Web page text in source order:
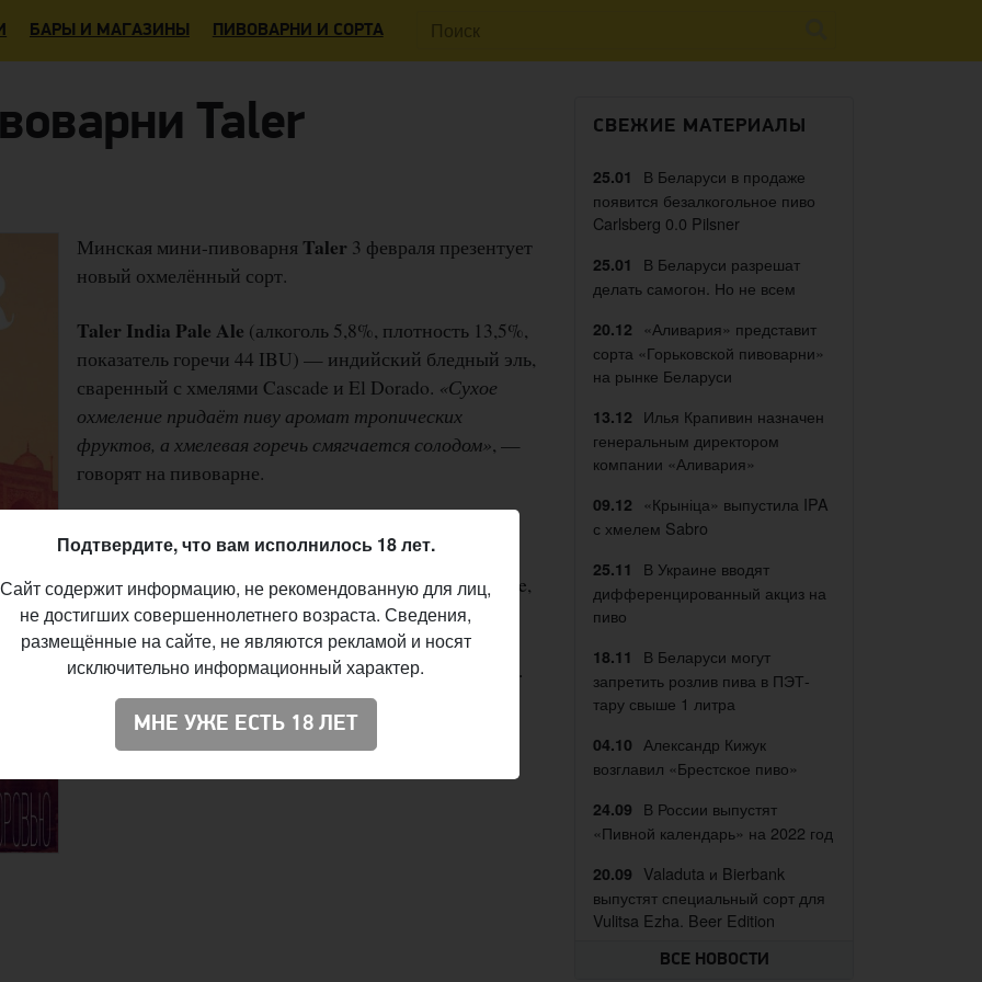
Поиск:
БАРЫ И МАГАЗИНЫ ПИВОВАРНИ И СОРТА
Taler
Минская мини-пивоварня Taler 3 февраля презентует
новый охмелённый сорт.
Taler India Pale Ale (алкоголь 5,8%, плотность 13,5%,
показатель горечи 44 IBU) — индийский бледный эль,
сваренный с хмелями Cascade и El Dorado. «Сухое
охмеление придаёт пиву аромат тропических
фруктов, а хмелевая горечь смягчается солодом», —
говорят на пивоварне.
«Пипл’с», «Жили-были», «Старый город», «Пинта»,
Beer & Wine, Craftman, BeerCap Barshop и Craft House,
а также в Витебске в магазине живых напитков
«Варка». Ранее пивоварня Taler уже презентовала
сингл-хоп IPA «Состояние солнца» с хмелем Jarryllo.
СВЕЖИЕ МАТЕРИАЛЫ
25.01
В Беларуси в продаже
появится безалкогольное пиво
Carlsberg 0.0 Pilsner
25.01
В Беларуси разрешат
делать самогон. Но не всем
20.12
«Аливария» представит
сорта «Горьковской пивоварни»
на рынке Беларуси
13.12 Илья Крапивин назначен
генеральным директором
компании «Аливария»
09.12
«Крыніца» выпустила IPA
с хмелем Sabro
25.11
В Украине вводят
дифференцированный акциз на
пиво
18.11
В Беларуси могут
запретить розлив пива в ПЭТ-
тару свыше 1 литра
04.10 Александр Кижук
возглавил «Брестское пиво»
24.09 В России выпустят
«Пивной календарь» на 2022 год
20.09 Valaduta и Bierbank
выпустят специальный сорт для
Vulitsa Ezha. Beer Edition
ВСЕ НОВОСТИ
Подтвердите, что вам исполнилось 18 лет.
Сайт содержит информацию, не рекомендованную для лиц,
не достигших совершеннолетнего возраста. Сведения,
размещённые на сайте, не являются рекламой и носят
исключительно информационный характер.
МНЕ УЖЕ ЕСТЬ 18 ЛЕТ